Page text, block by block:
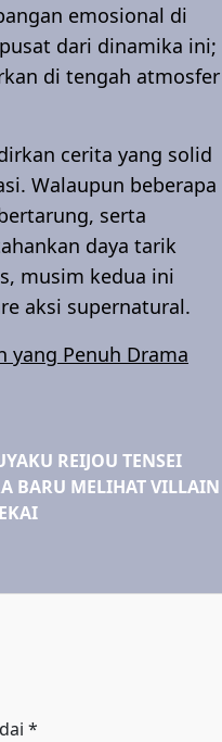
emosional di
dari dinamika ini;
di tengah atmosfer
cerita yang solid
Walaupun beberapa
serta
daya tarik
musim kedua ini
aksi supernatural.
yang Penuh Drama
REIJOU TENSEI
BARU MELIHAT VILLAIN
*